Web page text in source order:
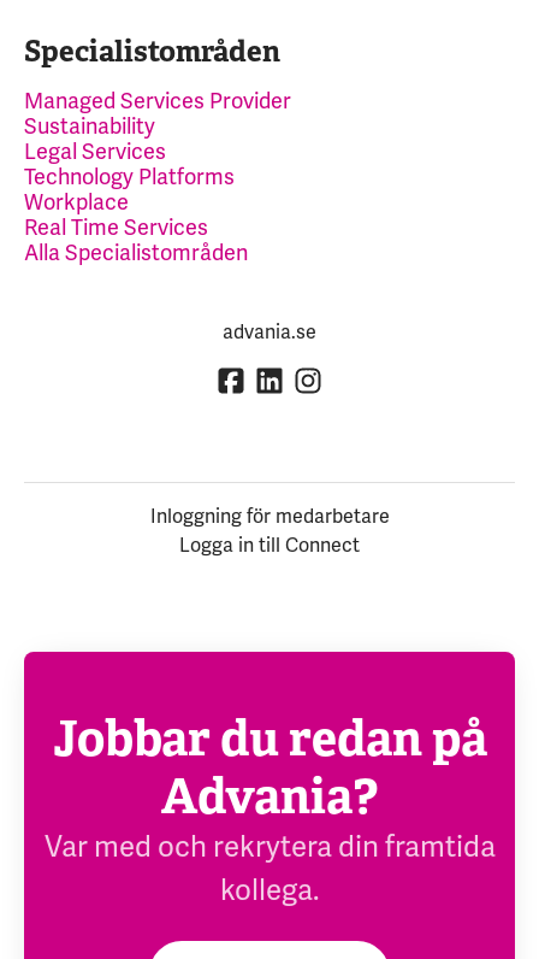
Specialistområden
Managed Services Provider
Sustainability
Legal Services
Technology Platforms
Workplace
Real Time Services
Alla Specialistområden
advania.se
Inloggning för medarbetare
Logga in till Connect
Jobbar du redan på
Advania?
Var med och rekrytera din framtida
kollega.